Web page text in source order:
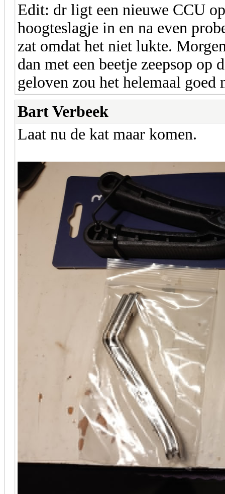
Edit: dr ligt een nieuwe CCU
hoogteslagje in en na even
zat omdat het niet lukte.
dan met een beetje zeepsop
geloven zou het helemaal goed
Bart Verbeek
Laat nu de kat maar komen.